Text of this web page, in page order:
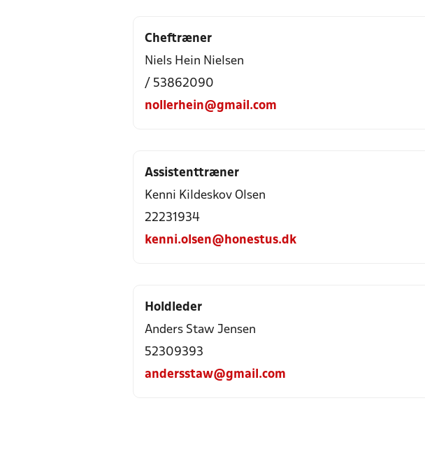
Cheftræner
Niels Hein Nielsen
/ 53862090
nollerhein@gmail.com
Assistenttræner
Kenni Kildeskov Olsen
22231934
kenni.olsen@honestus.dk
Holdleder
Anders Staw Jensen
52309393
andersstaw@gmail.com